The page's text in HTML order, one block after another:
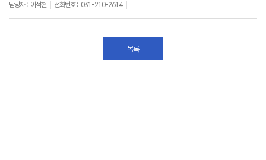
담당자 : 이석현 전화번호 : 031-210-2614
목록